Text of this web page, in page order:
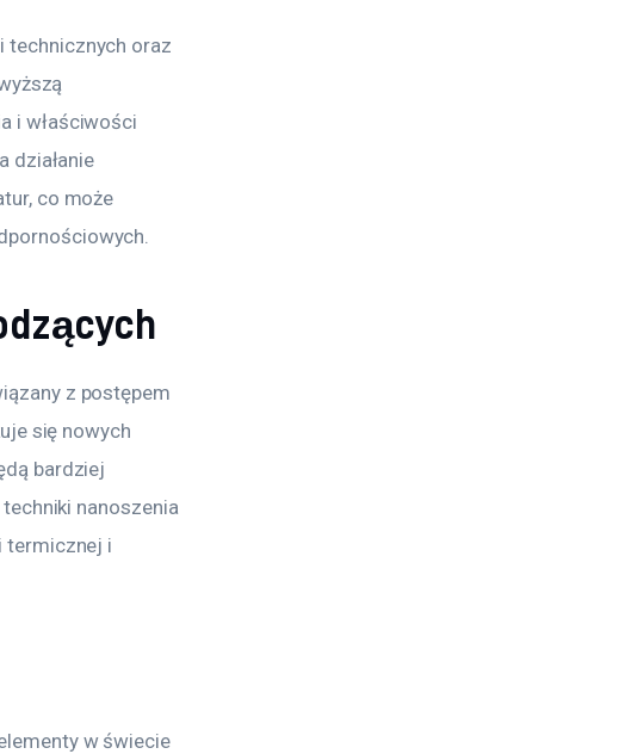
technicznych oraz
i właściwości
działanie
co może
z postępem
się nowych
bardziej
nanoszenia
termicznej i
w świecie